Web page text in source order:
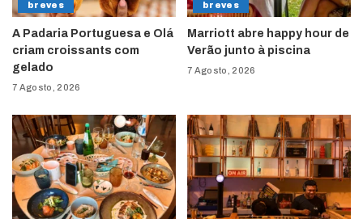
breves
A Padaria Portuguesa e Olá
criam croissants com
gelado
7 Agosto, 2026
breves
Marriott abre happy hour de
Verão junto à piscina
7 Agosto, 2026